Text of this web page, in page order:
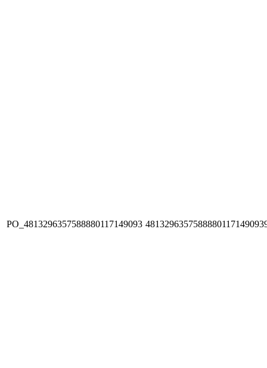
PO_4813296357588880117149093